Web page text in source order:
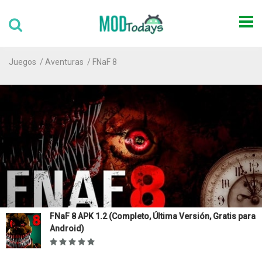
Juegos Aventuras FNaF 8
FNaF 8 APK 1.2 (Completo, Última Versión, Gratis para
Android)